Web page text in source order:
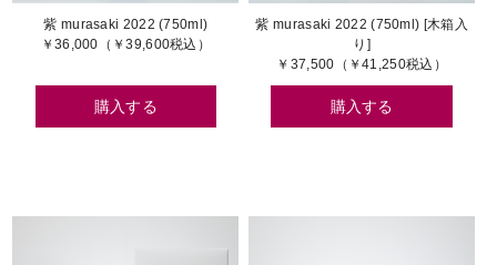
紫 murasaki 2022 (750ml)
￥36,000（￥39,600税込）
購入する
紫 murasaki 2022 (750ml) [木箱入
り]
￥37,500（￥41,250税込）
購入する